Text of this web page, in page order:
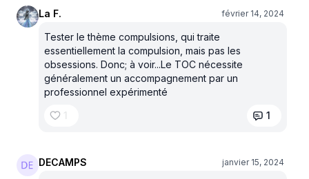
La F. février 14, 2024
Tester le thème compulsions, qui traite
essentiellement la compulsion, mais pas les
obsessions. Donc; à voir...Le TOC nécessite
généralement un accompagnement par un
professionnel expérimenté
1
1
DECAMPS janvier 15, 2024